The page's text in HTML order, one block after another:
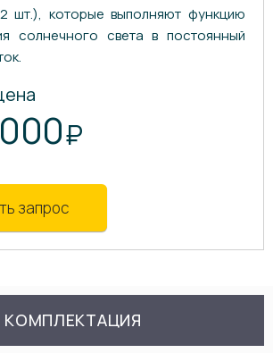
шт.), которые выполняют функцию
солнечного света в постоянный
₽
запрос
КОМПЛЕКТАЦИЯ